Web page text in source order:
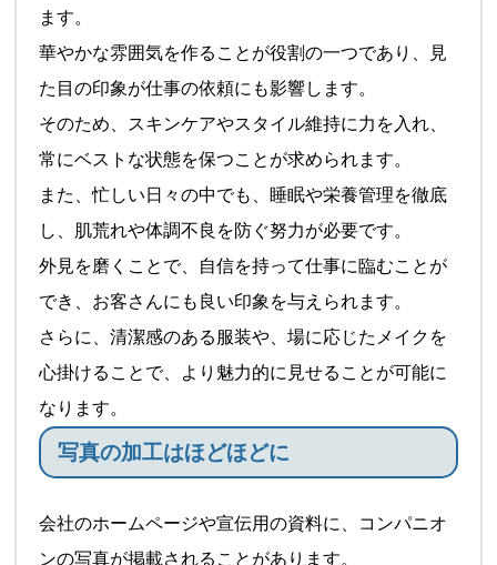
ます。
華やかな雰囲気を作ることが役割の一つであり、見
た目の印象が仕事の依頼にも影響します。
そのため、スキンケアやスタイル維持に力を入れ、
常にベストな状態を保つことが求められます。
また、忙しい日々の中でも、睡眠や栄養管理を徹底
し、肌荒れや体調不良を防ぐ努力が必要です。
外見を磨くことで、自信を持って仕事に臨むことが
でき、お客さんにも良い印象を与えられます。
さらに、清潔感のある服装や、場に応じたメイクを
心掛けることで、より魅力的に見せることが可能に
なります。
写真の加工はほどほどに
会社のホームページや宣伝用の資料に、コンパニオ
ンの写真が掲載されることがあります。